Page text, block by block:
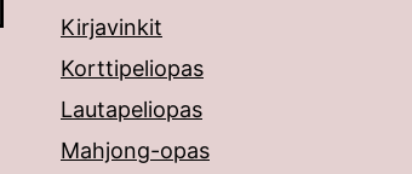
Kirjavinkit
Korttipeliopas
Lautapeliopas
Mahjong-opas